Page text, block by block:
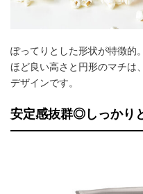
ぽってりとした形状が特徴的。
ほど良い高さと円形のマチは
デザインです。
安定感抜群◎しっかり